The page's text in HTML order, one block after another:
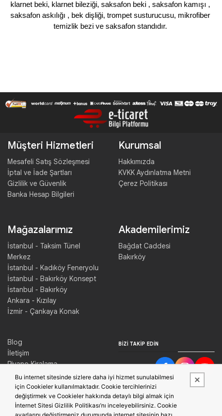
klarnet beki, klarnet bileziği, saksafon beki , saksafon kamışı ,
saksafon askılığı , bek dişliği, trompet susturucusu, mikrofiber
temizlik bezi ve saksafon standıdır.
Müşteri Hizmetleri
Mesafeli Satış Sözleşmesi
İptal ve İade Şartları
Gizlilik ve Güvenlik
Banka Hesap Bilgileri
Kurumsal
Hakkımızda
KVKK Aydınlatma Metni
Çerez Politikası
Mağazalarımız
İstanbul - Taksim Tünel
Merkez
İstanbul - Kadıköy Feneryolu
İstanbul - Bakırköy Konsept
İstanbul - Bakırköy
Ankara - Kızılay
İzmir - Çankaya Konak
Akademilerimiz
Bağdat Caddesi
Bakırköy
Blog
İletişim
Piyano Kiralama
Konser Salonu Kiralama
BIZI TAKIP EDIN
Bu internet sitesinde sizlere daha iyi hizmet sunulabilmesi
için Cookieler kullanılmaktadır. Cookie tercihlerinizi
değiştirmek ve Cookieler hakkında detaylı bilgi almak için
İnternet Sitesi Gizlilik Politikası’nı inceleyebilirsiniz. Cookie